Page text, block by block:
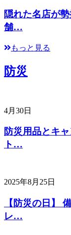
隠れた名店が
舗…
もっと見る
防災
4月30日
防災用品とキ
ト…
2025年8月25日
【防災の日】
レ…